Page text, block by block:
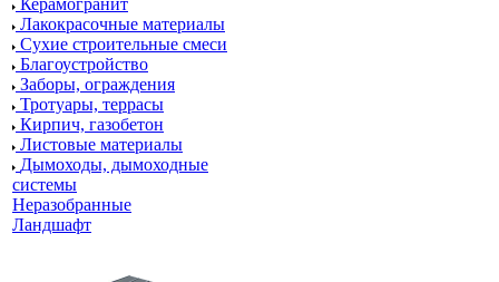
Керамогранит
Лакокрасочные материалы
Сухие строительные смеси
Благоустройство
Заборы, ограждения
Тротуары, террасы
Кирпич, газобетон
Листовые материалы
Дымоходы, дымоходные
системы
Неразобранные
Ландшафт